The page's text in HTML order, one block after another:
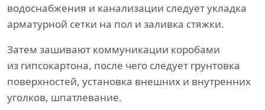
водоснабжения и канализации следует укладка
арматурной сетки на пол и заливка стяжки.
Затем зашивают коммуникации коробами
из гипсокартона, после чего следует грунтовка
поверхностей, установка внешних и внутренних
уголков, шпатлевание.